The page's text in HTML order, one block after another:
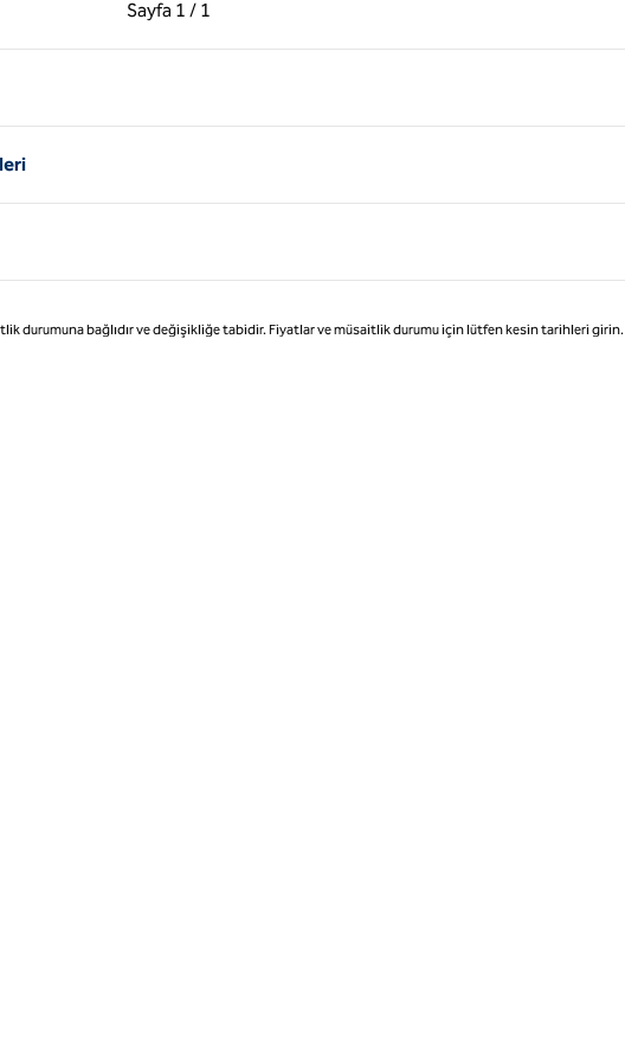
Sayfa 1 / 1
Sayfa 1 / 1
durumuna bağlıdır ve değişikliğe tabidir. Fiyatlar ve müsaitlik durumu için lütfen kesin tarihleri girin.